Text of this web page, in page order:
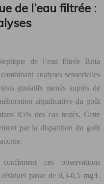
de l’eau filtrée :
de l’eau filtrée Brita
analyses sensorielles
gustatifs menés auprès de
significative du goût
85% des cas testés. Cette
par la disparition du goût
accrue.
ces observations
passe de 0,3-0,5 mg/L